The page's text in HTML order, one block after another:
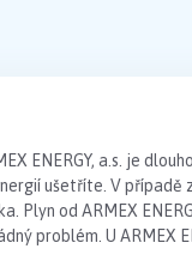
ENERGY, a.s. je
ušetříte. V
Plyn od ARMEX
problém. U ARMEX